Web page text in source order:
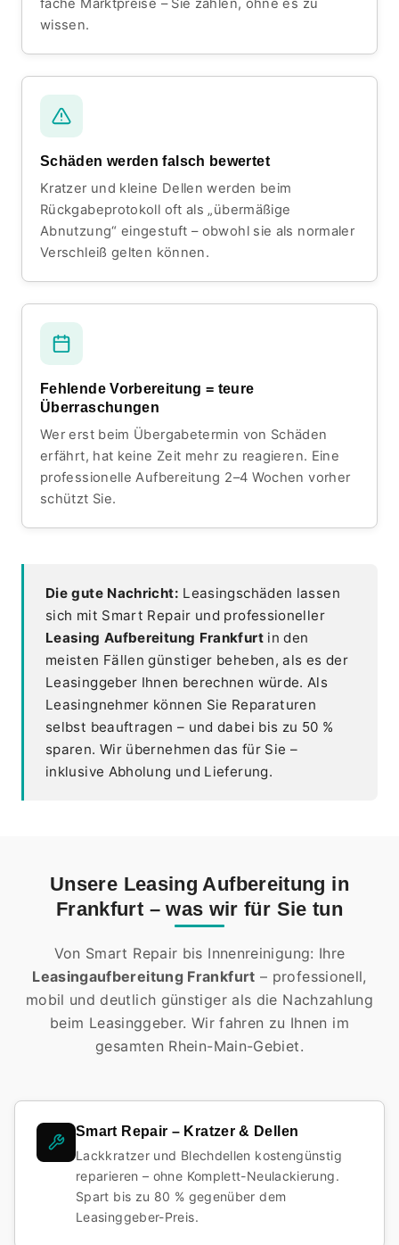
fache Marktpreise – Sie zahlen, ohne es zu
wissen.
Schäden werden falsch bewertet
Kratzer und kleine Dellen werden beim
Rückgabeprotokoll oft als „übermäßige
Abnutzung“ eingestuft – obwohl sie als normaler
Verschleiß gelten können.
Fehlende Vorbereitung = teure
Überraschungen
Wer erst beim Übergabetermin von Schäden
erfährt, hat keine Zeit mehr zu reagieren. Eine
professionelle Aufbereitung 2–4 Wochen vorher
schützt Sie.
Die gute Nachricht: Leasingschäden lassen
sich mit Smart Repair und professioneller
Leasing Aufbereitung Frankfurtin den
meisten Fällen günstiger beheben, als es der
Leasinggeber Ihnen berechnen würde. Als
Leasingnehmer können Sie Reparaturen
selbst beauftragen – und dabei bis zu 50 %
sparen. Wir übernehmen das für Sie –
inklusive Abholung und Lieferung.
Unsere Leasing Aufbereitung in
Frankfurt – was wir für Sie tun
Von Smart Repair bis Innenreinigung: Ihre
Leasingaufbereitung Frankfurt – professionell,
mobil und deutlich günstiger als die Nachzahlung
beim Leasinggeber. Wir fahren zu Ihnen im
gesamten Rhein-Main-Gebiet.
Smart Repair – Kratzer & Dellen
Lackkratzer und Blechdellen kostengünstig
reparieren – ohne Komplett-Neulackierung.
Spart bis zu 80 % gegenüber dem
Leasinggeber-Preis.